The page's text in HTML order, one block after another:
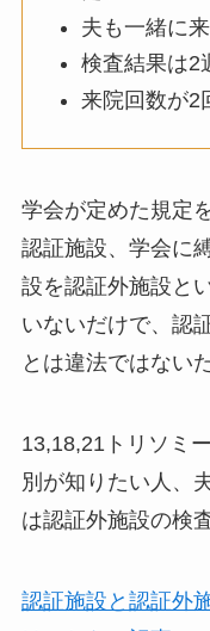
夫も一緒に
検査結果は2
来院回数が2
学会が定めた規定
認証施設、学会に
設を認証外施設と
いないだけで、認
とは違法ではない
13,18,21トリソミ
別が知りたい人、
は認証外施設の検
認証施設と認証外